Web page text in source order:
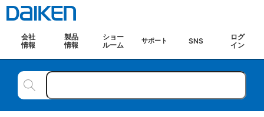
会社
情報
製品
情報
ショー
ルーム
サポート SNS
ログ
イン